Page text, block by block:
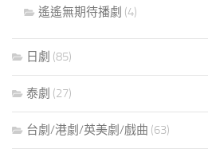
遙遙無期待播劇 (4)
日劇 (85)
泰劇 (27)
台劇/港劇/英美劇/戲曲 (63)